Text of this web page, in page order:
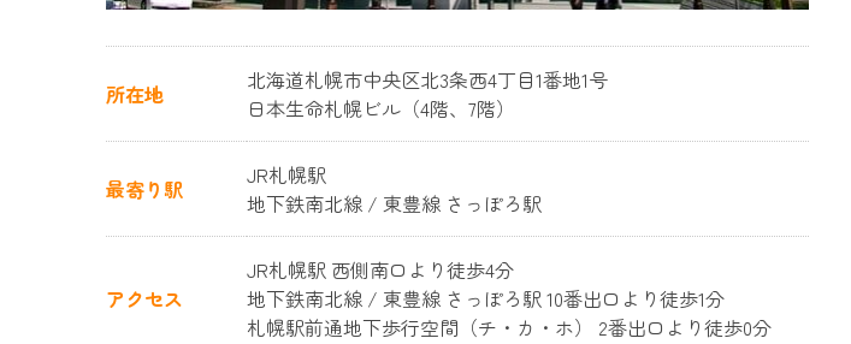
所在地
北海道札幌市中央区北3条西4丁目1番地1号
日本生命札幌ビル（4階、7階）
最寄り駅
JR札幌駅
地下鉄南北線 / 東豊線 さっぽろ駅
アクセス
JR札幌駅 西側南口より徒歩4分
地下鉄南北線 / 東豊線 さっぽろ駅 10番出口より徒歩1分
札幌駅前通地下歩行空間（チ・カ・ホ） 2番出口より徒歩0分